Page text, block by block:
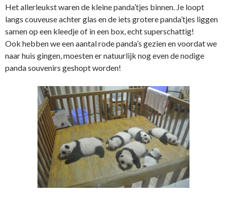
Het allerleukst waren de kleine panda’tjes binnen. Je loopt
langs couveuse achter glas en de iets grotere panda’tjes liggen
samen op een kleedje of in een box, echt superschattig!
Ook hebben we een aantal rode panda’s gezien en voordat we
naar huis gingen, moesten er natuurlijk nog even de nodige
panda souvenirs geshopt worden!